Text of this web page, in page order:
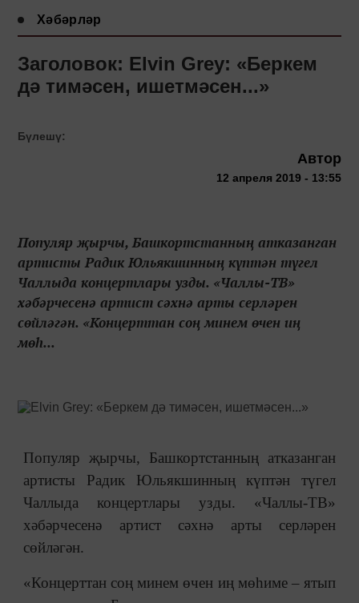
Хәбәрләр
Заголовок: Elvin Grey: «Беркем
дә тимәсен, ишетмәсен...»
Бүлешү:
Автор
12 апреля 2019 - 13:55
Популяр җырчы, Башкортстанның атказанган
артисты Радик Юльякшинның күптән түгел
Чаллыда концертлары узды. «Чаллы-ТВ»
хәбәрчесенә артист сәхнә арты серләрен
сөйләгән. «Концерттан соң минем өчен иң
мөһ...
Популяр җырчы, Башкортстанның атказанган
артисты Радик Юльякшинның күптән түгел
Чаллыда концертлары узды. «Чаллы-ТВ»
хәбәрчесенә артист сәхнә арты серләрен
сөйләгән.
«Концерттан соң минем өчен иң мөһиме – ятып